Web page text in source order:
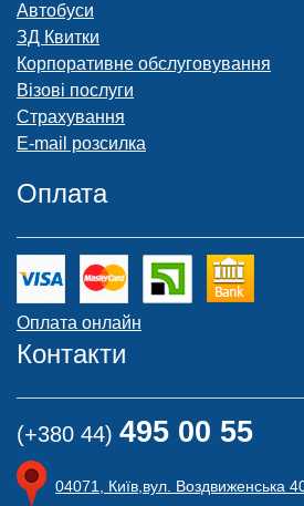
Автобуси
ЗД Квитки
Корпоративне обслуговування
Візові послуги
Страхування
E-mail розсилка
Оплата
Оплата онлайн
Контакти
(+380 44) 495 00 55
04071, Київ,вул. Воздвиженська